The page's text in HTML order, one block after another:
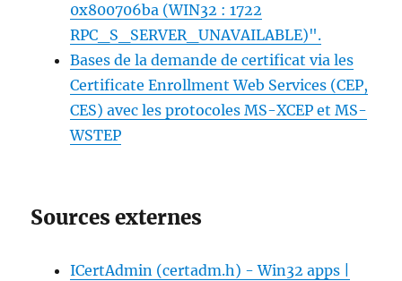
0x800706ba (WIN32 : 1722
RPC_S_SERVER_UNAVAILABLE)".
Bases de la demande de certificat via les
Certificate Enrollment Web Services (CEP,
CES) avec les protocoles MS-XCEP et MS-
WSTEP
Sources externes
ICertAdmin (certadm.h) - Win32 apps |